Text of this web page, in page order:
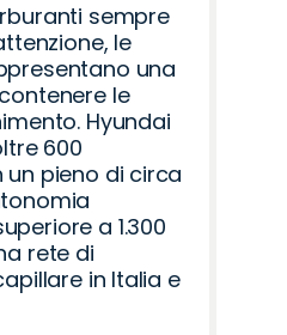
sempre
le
una
le
Hyundai
600
pieno di circa
a 1.300
rete di
in Italia e